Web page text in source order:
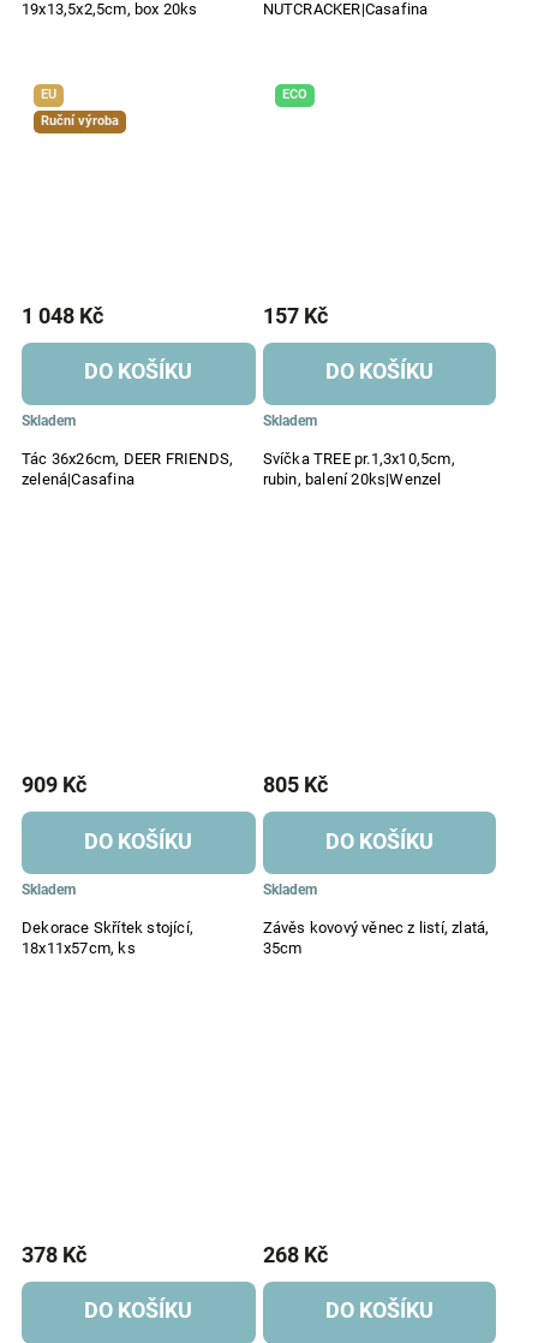
19x13,5x2,5cm, box 20ks NUTCRACKER|Casafina
EU
Ruční výroba
Tác 36x26cm, DEER FRIENDS,
zelená|Casafina
Skladem
1 048 Kč
DO KOŠÍKU
ECO
Svíčka TREE pr.1,3x10,5cm,
rubin, balení 20ks|Wenzel
Skladem
157 Kč
DO KOŠÍKU
Dekorace Skřítek stojící,
18x11x57cm, ks
Skladem
909 Kč
DO KOŠÍKU
Závěs kovový věnec z listí, zlatá,
35cm
Skladem
805 Kč
DO KOŠÍKU
378 Kč
DO KOŠÍKU
268 Kč
DO KOŠÍKU